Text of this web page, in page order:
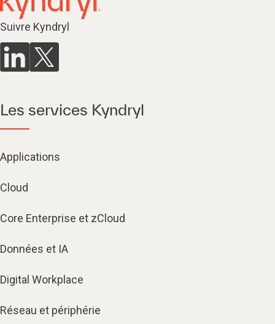
Suivre Kyndryl
Les services Kyndryl
Applications
Cloud
Core Enterprise et zCloud
Données et IA
Digital Workplace
Réseau et périphérie